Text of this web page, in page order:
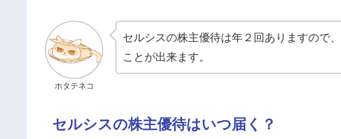
ホタテネコ
セルシスの株主優待は年２回ありますので
ことが出来ます。
セルシスの株主優待はいつ届く？